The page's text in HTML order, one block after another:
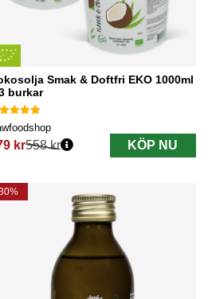
Smak & Doftfri EKO 1000ml
burkar
kr pris:
558 kr KÖP NU